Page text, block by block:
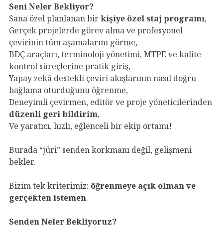
Seni Neler Bekliyor?
Sana özel planlanan birkişiye özel staj programı,
Gerçek projelerde görev alma ve profesyonel
çevirinin tüm aşamalarını görme,
BDÇ araçları, terminoloji yönetimi, MTPE ve kalite
kontrol süreçlerine pratik giriş,
Yapay zekâ destekli çeviri akışlarının nasıl doğru
bağlama oturduğunu öğrenme,
Deneyimli çevirmen, editör ve proje yöneticilerinden
düzenli geri bildirim,
Ve yaratıcı, hızlı, eğlenceli bir ekip ortamı!
Burada “jüri” senden korkmanı değil, gelişmeni
bekler.
Bizim tek kriterimiz: öğrenmeye açık olman ve
gerçekten istemen.
Senden Neler Bekliyoruz?